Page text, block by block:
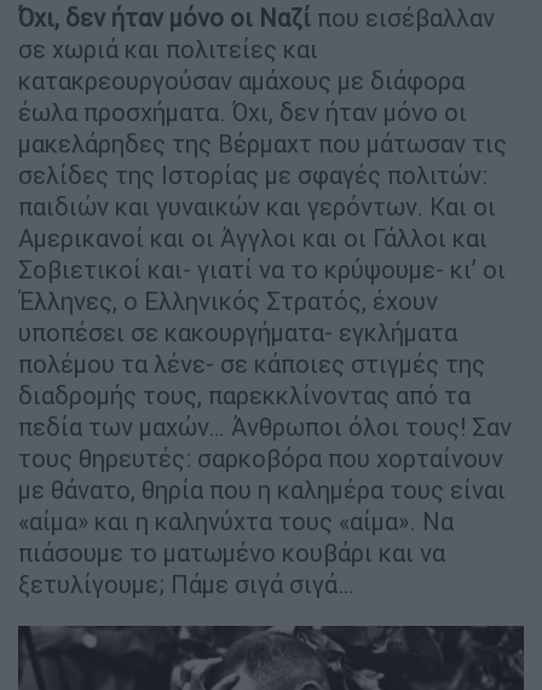
Όχι, δεν ήταν μόνο οι Ναζί που εισέβαλλαν
σε χωριά και πολιτείες και
κατακρεουργούσαν αμάχους με διάφορα
έωλα προσχήματα. Όχι, δεν ήταν μόνο οι
μακελάρηδες της Βέρμαχτ που μάτωσαν τις
σελίδες της Ιστορίας με σφαγές πολιτών:
παιδιών και γυναικών και γερόντων. Και οι
Αμερικανοί και οι Άγγλοι και οι Γάλλοι και
Σοβιετικοί και- γιατί να το κρύψουμε- κι’ οι
Έλληνες, ο Ελληνικός Στρατός, έχουν
υποπέσει σε κακουργήματα- εγκλήματα
πολέμου τα λένε- σε κάποιες στιγμές της
διαδρομής τους, παρεκκλίνοντας από τα
πεδία των μαχών… Άνθρωποι όλοι τους! Σαν
τους θηρευτές: σαρκοβόρα που χορταίνουν
με θάνατο, θηρία που η καλημέρα τους είναι
«αίμα» και η καληνύχτα τους «αίμα». Να
πιάσουμε το ματωμένο κουβάρι και να
ξετυλίγουμε; Πάμε σιγά σιγά…